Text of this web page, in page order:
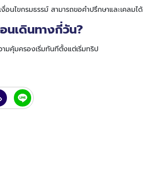
อนไขกรมธรรม์ สามารถขอคำปรึกษาและเคลมได้
นเดินทางกี่วัน?
มคุ้มครองเริ่มทันทีตั้งแต่เริ่มทริป